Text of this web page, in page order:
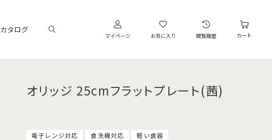
カタログ
マイページ お気に入り 閲覧履歴 カート
オリッジ 25cmフラットプレート(茜)
電子レンジ対応 食洗機対応 軽い食器